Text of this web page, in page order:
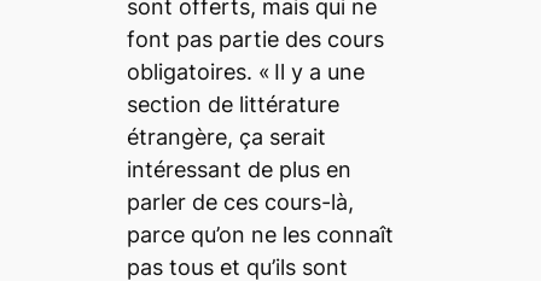
sont offerts, mais qui ne
font pas partie des cours
obligatoires. « Il y a une
section de littérature
étrangère, ça serait
intéressant de plus en
parler de ces cours-là,
parce qu’on ne les connaît
pas tous et qu’ils sont